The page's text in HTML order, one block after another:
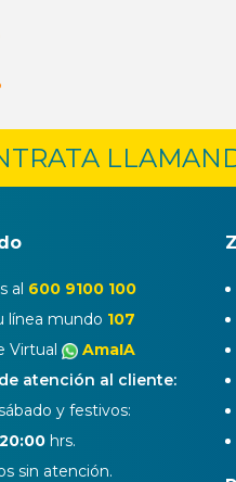
al 600 9100 100
línea mundo 107
Virtual
AmaIA
atención al cliente:
y festivos:
20:00 hrs.
sin atención.